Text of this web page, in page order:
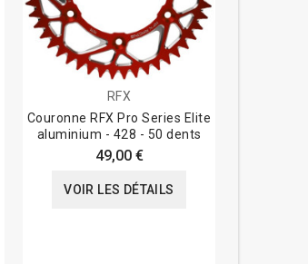
RFX
Couronne RFX Pro Series Elite
aluminium - 428 - 50 dents
49,00 €
VOIR LES DÉTAILS